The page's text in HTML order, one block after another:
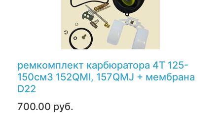
ремкомплект карбюратора 4T 125-
150см3 152QMI, 157QMJ + мембрана
D22
700.00 руб.